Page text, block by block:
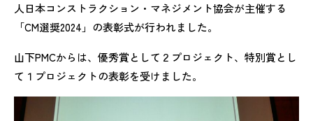
人日本コンストラクション・マネジメント協会が主催する
「CM選奨2024」の表彰式が行われました。
山下PMCからは、優秀賞として２プロジェクト、特別賞とし
て１プロジェクトの表彰を受けました。